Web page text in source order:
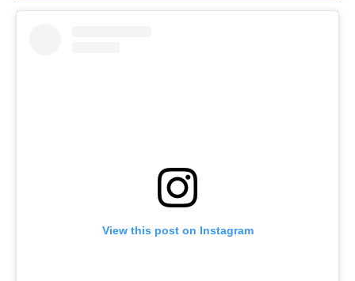
View this post on Instagram